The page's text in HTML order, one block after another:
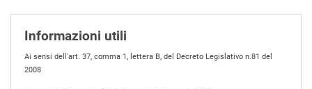
Informazioni utili
Ai sensi dell'art. 37, comma 1, lettera B, del Decreto Legislativo n.81 del
2008